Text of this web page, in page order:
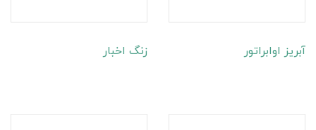
آبریز اوابراتور زنگ اخبار